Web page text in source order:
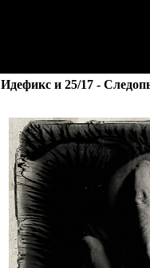
Идефикс и 25/17 -